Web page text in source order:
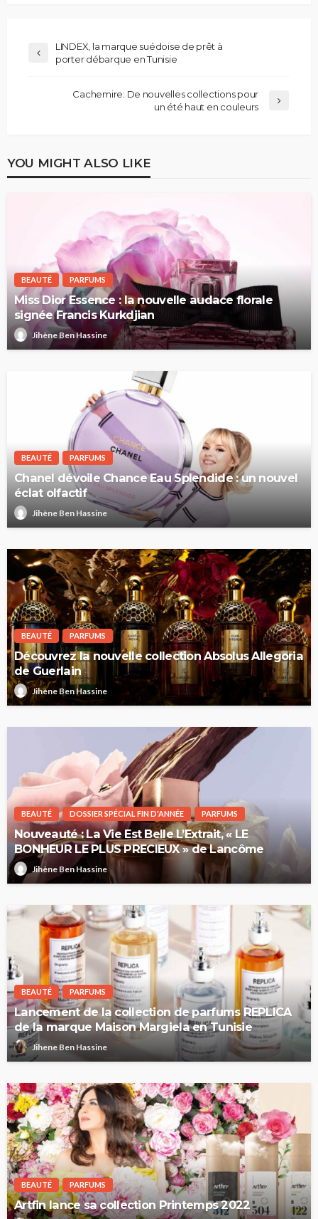
LINDEX, la marque suédoise de prêt à
porter débarque en Tunisie
Cachemire: De nouvelles collections pour
un été haut en couleurs
YOU MIGHT ALSO LIKE
BEAUTÉ PARFUMS
Miss Dior Essence : la nouvelle audace florale
signée Francis Kurkdjian
Jihène Ben Hassine
BEAUTÉ PARFUMS
Chanel dévoile Chance Eau Splendide : un nouvel
éclat olfactif
Jihène Ben Hassine
BEAUTÉ PARFUMS
Découvrez la nouvelle collection Absolus Allegoria
de Guerlain
Jihène Ben Hassine
BEAUTÉ DOSSIER SPÉCIAL FIN D'ANNÉE PARFUMS
Nouveauté : La Vie Est Belle L’Extrait, « LE
BONHEUR LE PLUS PRECIEUX » de Lancôme
Jihène Ben Hassine
BEAUTÉ PARFUMS
Lancement de la collection de parfums REPLICA
de la marque Maison Margiela en Tunisie
Jihene Ben Hassine
BEAUTÉ PARFUMS
Artfin lance sa collection Printemps 2022